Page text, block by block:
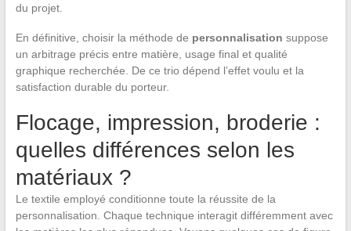
du projet.
En définitive, choisir la méthode de personnalisation suppose
un arbitrage précis entre matière, usage final et qualité
graphique recherchée. De ce trio dépend l’effet voulu et la
satisfaction durable du porteur.
Flocage, impression, broderie :
quelles différences selon les
matériaux ?
Le textile employé conditionne toute la réussite de la
personnalisation. Chaque technique interagit différemment avec